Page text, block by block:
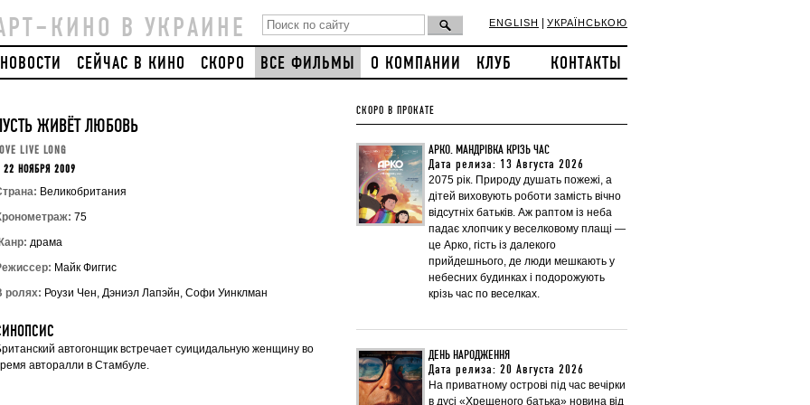
В УКРАИНЕ ENGLISH УКРАЇНСЬКОЮ
НОВОСТИ СЕЙЧАС В КИНО СКОРО ВСЕ ФИЛЬМЫ О КОМПАНИИ КЛУБ КОНТАКТЫ
ЖИВЁТ ЛЮБОВЬ
LIVE LONG
22 НОЯБРЯ 2009
Великобритания
75
драма
Майк Фиггис
ролях: Роузи Чен, Дэниэл Лапэйн, Софи Уинклман
автогонщик встречает суицидальную женщину во
авторалли в Стамбуле.
СКОРО В ПРОКАТЕ
АРКО. МАНДРІВКА КРІЗЬ ЧАС
Дата релиза: 13 Августа 2026
2075 рік. Природу душать пожежі, а
дітей виховують роботи замість вічно
відсутніх батьків. Аж раптом із неба
падає хлопчик у веселковому плащі —
це Арко, гість із далекого
прийдешнього, де люди мешкають у
небесних будинках і подорожують
крізь час по веселках.
ДЕНЬ НАРОДЖЕННЯ
Дата релиза: 20 Августа 2026
На приватному острові під час вечірки
в дусі «Хрещеного батька» новина від